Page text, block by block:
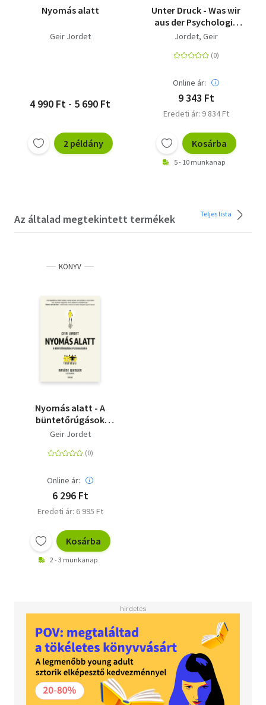
Nyomás alatt
Geir Jordet
4 990 Ft - 5 690 Ft
2 példány
Unter Druck - Was wir
aus der Psychologie
des Elfmeterschießens
können
Jordet, Geir
Online ár:
9 343 Ft
Eredeti ár: 9 834 Ft
Kosárba
5 - 10 munkanap
Az általad megtekintett termékek Teljes lista
KÖNYV
Nyomás alatt - A
büntetőrúgások
pszichológiája
Geir Jordet
Online ár:
6 296 Ft
Eredeti ár: 6 995 Ft
Kosárba
2 - 3 munkanap